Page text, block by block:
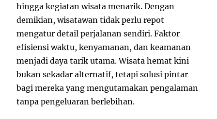
hingga kegiatan wisata menarik. Dengan
demikian, wisatawan tidak perlu repot
mengatur detail perjalanan sendiri. Faktor
efisiensi waktu, kenyamanan, dan keamanan
menjadi daya tarik utama. Wisata hemat kini
bukan sekadar alternatif, tetapi solusi pintar
bagi mereka yang mengutamakan pengalaman
tanpa pengeluaran berlebihan.